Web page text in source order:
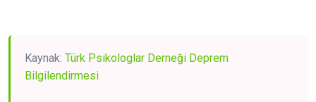
Kaynak: Türk Psikologlar Derneği Deprem
Bilgilendirmesi